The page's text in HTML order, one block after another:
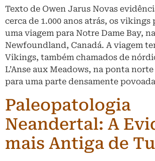
Texto de Owen Jarus Novas
cerca de 1.000 anos atrás, os vikings
uma viagem para Notre Dame Bay,
Newfoundland, Canadá. A viagem
Vikings, também chamados de
L’Anse aux Meadows, na ponta
para uma parte densamente
Paleopatologia
Neandertal: A
mais Antiga de